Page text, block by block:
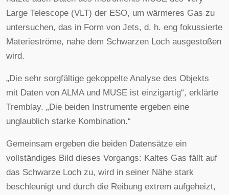
Large Telescope (VLT) der ESO, um wärmeres Gas zu
untersuchen, das in Form von Jets, d. h. eng fokussierte
Materieströme, nahe dem Schwarzen Loch ausgestoßen
wird.
„Die sehr sorgfältige gekoppelte Analyse des Objekts
mit Daten von ALMA und MUSE ist einzigartig“, erklärte
Tremblay. „Die beiden Instrumente ergeben eine
unglaublich starke Kombination.“
Gemeinsam ergeben die beiden Datensätze ein
vollständiges Bild dieses Vorgangs: Kaltes Gas fällt auf
das Schwarze Loch zu, wird in seiner Nähe stark
beschleunigt und durch die Reibung extrem aufgeheizt,